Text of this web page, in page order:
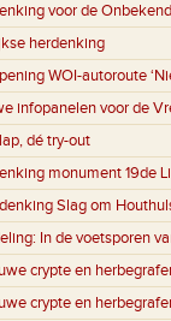
voor de
herdenking
WOI-autoroute
infopanelen voor de
dé try-out
monument 19de
Slag om
In de voetsporen
crypte en
crypte en